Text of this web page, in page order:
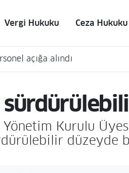
Vergi Hukuku Ceza Hukuku
açığa alındı
Kurulu
düzeyde